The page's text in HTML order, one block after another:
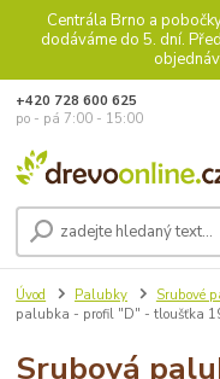
Centrála Brno a
dodáváme do 5. dní.
+420 728 600 625
po - pá 7:00 - 15:00
Úvod Palubky Srubové
palubka - profil "D" - tloušťka
Srubová